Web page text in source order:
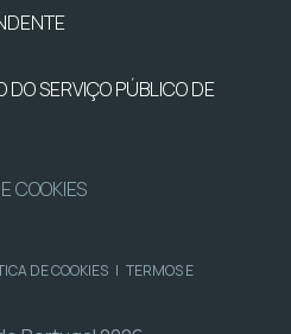
SERVIÇO PÚBLICO DE
COOKIES
DE COOKIES | TERMOS E